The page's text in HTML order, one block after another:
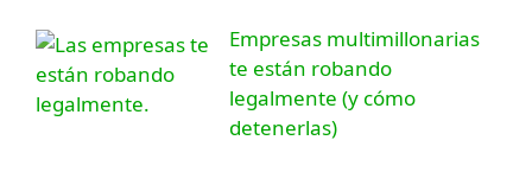
Empresas multimillonarias
te están robando
legalmente (y cómo
detenerlas)